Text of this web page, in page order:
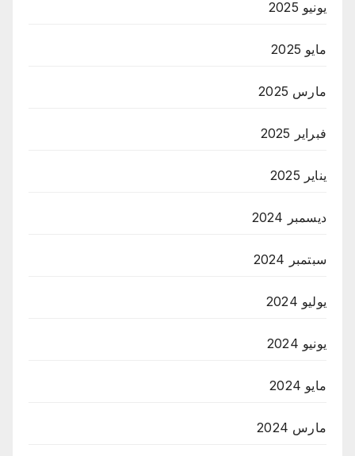
يونيو 2025
مايو 2025
مارس 2025
فبراير 2025
يناير 2025
ديسمبر 2024
سبتمبر 2024
يوليو 2024
يونيو 2024
مايو 2024
مارس 2024